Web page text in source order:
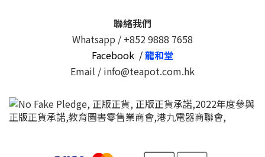
聯絡我們
Whatsapp / +852 9888 7658
Facebook /龍和堂
Email / info@teapot.com.hk